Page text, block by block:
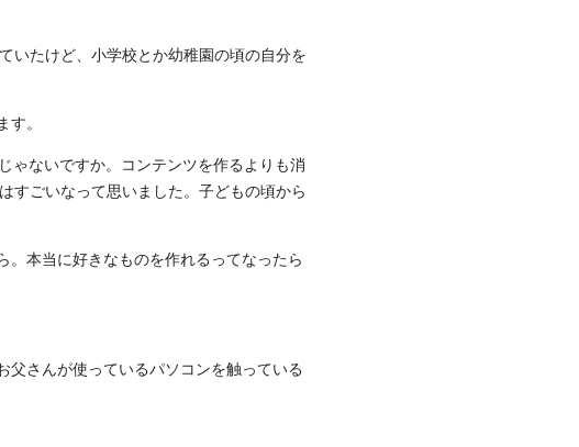
いたけど、小学校とか幼稚園の頃の自分を
。
ゃないですか。コンテンツを作るよりも消
すごいなって思いました。子どもの頃から
。本当に好きなものを作れるってなったら
父さんが使っているパソコンを触っている